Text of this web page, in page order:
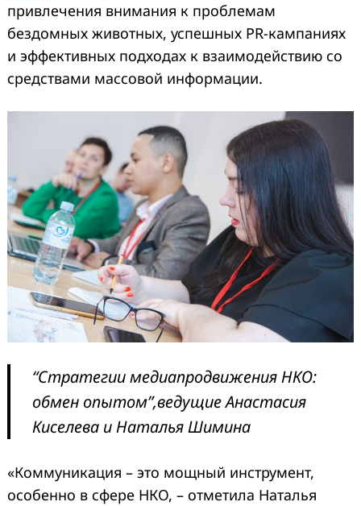
привлечения внимания к проблемам
бездомных животных, успешных PR-кампаниях
и эффективных подходах к взаимодействию со
средствами массовой информации.
“Стратегии медиапродвижения НКО:
обмен опытом”,ведущие Анастасия
Киселева и Наталья Шимина
«Коммуникация – это мощный инструмент,
особенно в сфере НКО, – отметила Наталья